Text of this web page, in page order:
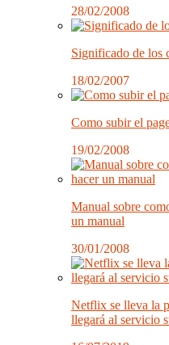
28/02/2008
Significado de los
18/02/2007
Como subir el
19/02/2008
Manual sobre
un manual
30/01/2008
Netflix se lleva la
llegará al servicio